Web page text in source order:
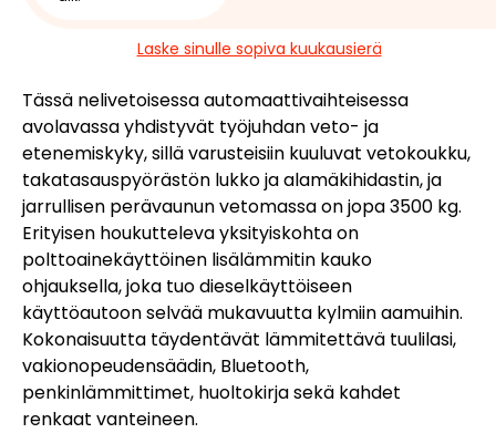
Laske sinulle sopiva kuukausierä
Tässä nelivetoisessa automaattivaihteisessa
avolavassa yhdistyvät työjuhdan veto- ja
etenemiskyky, sillä varusteisiin kuuluvat vetokoukku,
takatasauspyörästön lukko ja alamäkihidastin, ja
jarrullisen perävaunun vetomassa on jopa 3500 kg.
Erityisen houkutteleva yksityiskohta on
polttoainekäyttöinen lisälämmitin kauko
ohjauksella, joka tuo dieselkäyttöiseen
käyttöautoon selvää mukavuutta kylmiin aamuihin.
Kokonaisuutta täydentävät lämmitettävä tuulilasi,
vakionopeudensäädin, Bluetooth,
penkinlämmittimet, huoltokirja sekä kahdet
renkaat vanteineen.